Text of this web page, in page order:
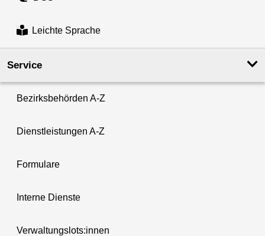
Leichte Sprache
Service
Bezirksbehörden A-Z
Dienstleistungen A-Z
Formulare
Interne Dienste
Verwaltungslots:innen